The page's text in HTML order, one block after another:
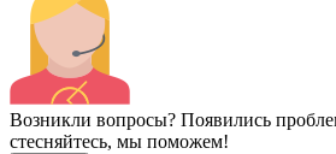
Возникли вопросы? Появились
стесняйтесь, мы поможем!